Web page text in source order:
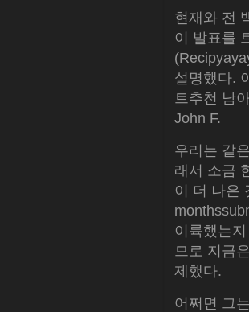
현재와 ​​전
이 발표를
설명했다.
트추천 남
John F.
우리는 같
래서 소금
이 더 나은
이륙했는
므로 지금
제했다.
어쩌면 그